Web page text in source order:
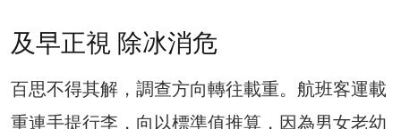
及早正視 除冰消危
百思不得其解，調查方向轉往載重。航班客運載
重連手提行李，向以標準值推算，因為男女老幼